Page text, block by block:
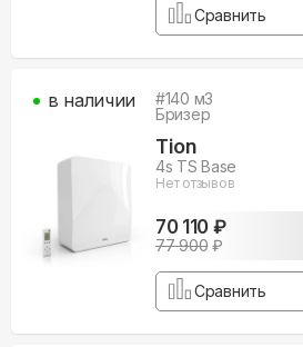
Сравнить
#140 м3
Бризер
Tion
4s TS Base
Нет отзывов
70 110 ₽
77 900₽
в наличии
Сравнить